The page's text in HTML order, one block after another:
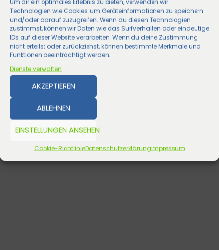
Um dir ein optimales Erlebnis zu bieten, verwenden wir
Technologien wie Cookies, um Geräteinformationen zu speichern
und/oder darauf zuzugreifen. Wenn du diesen Technologien
zustimmst, können wir Daten wie das Surfverhalten oder eindeutige
IDs auf dieser Website verarbeiten. Wenn du deine Zustimmung
nicht erteilst oder zurückziehst, können bestimmte Merkmale und
Funktionen beeinträchtigt werden.
Dienste verwalten
AKZEPTIEREN
ABLEHNEN
EINSTELLUNGEN ANSEHEN
Cookie-RichtlinieDatenschutzerklärungImpressum